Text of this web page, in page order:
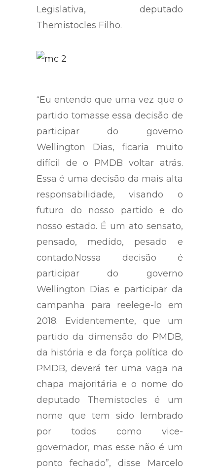
Legislativa, deputado
Themistocles Filho.
“Eu entendo que uma vez que o
partido tomasse essa decisão de
participar do governo
Wellington Dias, ficaria muito
difícil de o PMDB voltar atrás.
Essa é uma decisão da mais alta
responsabilidade, visando o
futuro do nosso partido e do
nosso estado. É um ato sensato,
pensado, medido, pesado e
contado.Nossa decisão é
participar do governo
Wellington Dias e participar da
campanha para reelege-lo em
2018. Evidentemente, que um
partido da dimensão do PMDB,
da história e da força política do
PMDB, deverá ter uma vaga na
chapa majoritária e o nome do
deputado Themistocles é um
nome que tem sido lembrado
por todos como vice-
governador, mas esse não é um
ponto fechado”, disse Marcelo